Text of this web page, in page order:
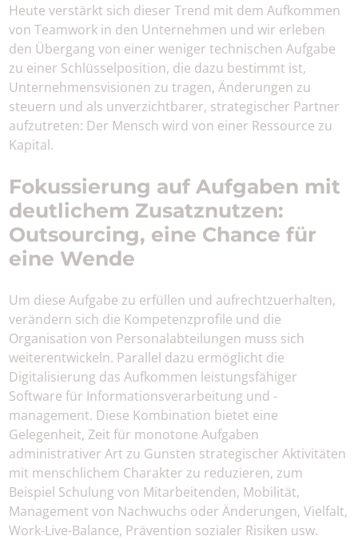
Heute verstärkt sich dieser Trend mit dem Aufkommen
von Teamwork in den Unternehmen und wir erleben
den Übergang von einer weniger technischen Aufgabe
zu einer Schlüsselposition, die dazu bestimmt ist,
Unternehmensvisionen zu tragen, Änderungen zu
steuern und als unverzichtbarer, strategischer Partner
aufzutreten: Der Mensch wird von einer Ressource zu
Kapital.
Fokussierung auf Aufgaben mit
deutlichem Zusatznutzen:
Outsourcing, eine Chance für
eine Wende
Um diese Aufgabe zu erfüllen und aufrechtzuerhalten,
verändern sich die Kompetenzprofile und die
Organisation von Personalabteilungen muss sich
weiterentwickeln. Parallel dazu ermöglicht die
Digitalisierung das Aufkommen leistungsfähiger
Software für Informationsverarbeitung und -
management. Diese Kombination bietet eine
Gelegenheit, Zeit für monotone Aufgaben
administrativer Art zu Gunsten strategischer Aktivitäten
mit menschlichem Charakter zu reduzieren, zum
Beispiel Schulung von Mitarbeitenden, Mobilität,
Management von Nachwuchs oder Änderungen, Vielfalt,
Work-Live-Balance, Prävention sozialer Risiken usw.